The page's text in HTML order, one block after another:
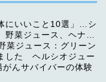
にいいこと10選」…シ
野菜ジュース、ヘナ…
菜ジュース：グリーン
した ヘルシオジュー
んサバイバーの体験